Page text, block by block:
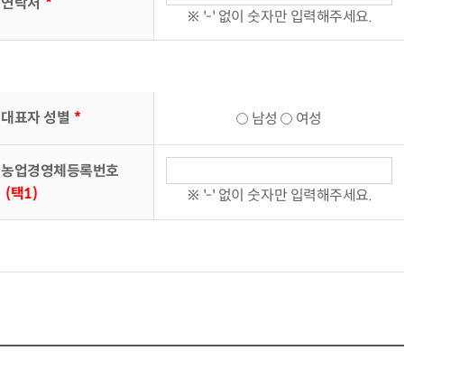
※ '-' 없이 숫자만 입력해주세요.
대표자 성별 * 남성 여성
농업경영체등록번호
(택1)
※ '-' 없이 숫자만 입력해주세요.